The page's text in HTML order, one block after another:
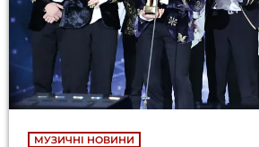
МУЗИЧНІ НОВИНИ